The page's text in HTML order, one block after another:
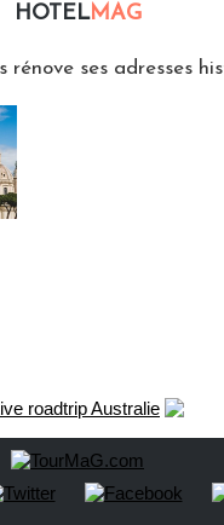
HOTELMAG
rénove ses adresses